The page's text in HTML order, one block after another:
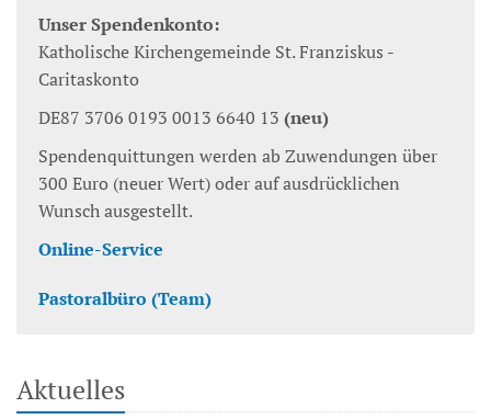
Unser Spendenkonto:
Katholische Kirchengemeinde St. Franziskus -
Caritaskonto
DE87 3706 0193 0013 6640 13 (neu)
Spendenquittungen werden ab Zuwendungen über
300 Euro (neuer Wert) oder auf ausdrücklichen
Wunsch ausgestellt.
Online-Service
Pastoralbüro (Team)
Aktuelles